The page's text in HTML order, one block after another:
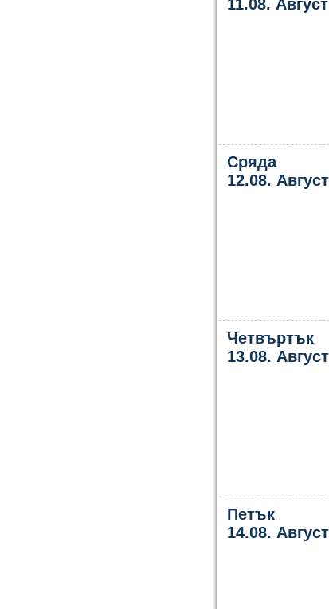
11.08. Август
Сряда
12.08. Август
Четвъртък
13.08. Август
Петък
14.08. Август